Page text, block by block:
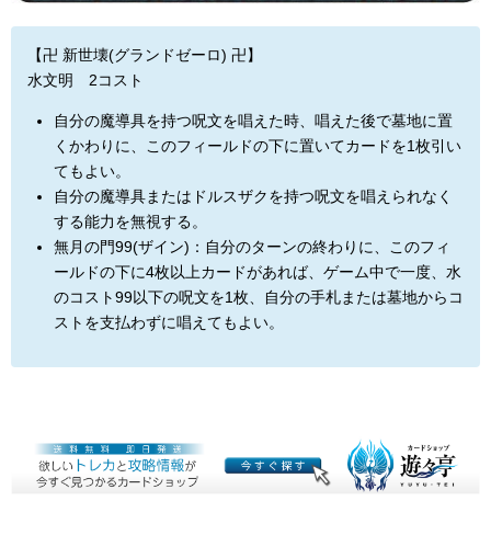
【卍 新世壊(グランドゼーロ) 卍】
水文明 2コスト
自分の魔導具を持つ呪文を唱えた時、唱えた後で墓地に置
くかわりに、このフィールドの下に置いてカードを1枚引い
てもよい。
自分の魔導具またはドルスザクを持つ呪文を唱えられなく
する能力を無視する。
無月の門99(ザイン)：自分のターンの終わりに、このフィ
ールドの下に4枚以上カードがあれば、ゲーム中で一度、水
のコスト99以下の呪文を1枚、自分の手札または墓地からコ
ストを支払わずに唱えてもよい。